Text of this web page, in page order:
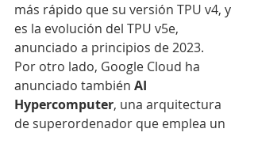
más rápido que su versión TPU v4, y
es la evolución del TPU v5e,
anunciado a principios de 2023.
Por otro lado, Google Cloud ha
anunciado también AI
Hypercomputer, una arquitectura
de superordenador que emplea un